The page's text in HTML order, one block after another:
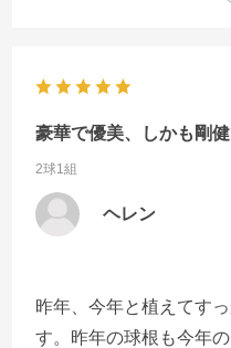
豪華で優美、しかも剛健
2球1組
ヘレン
昨年、今年と植えてす
す。昨年の球根も今年